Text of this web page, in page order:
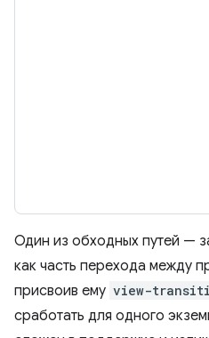
Один из обходных путей —
как часть перехода между
присвоив ему view-
сработать для одного